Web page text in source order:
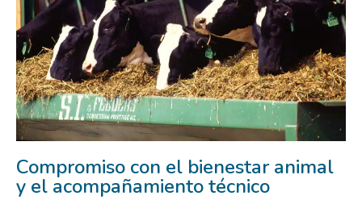
Compromiso con el bienestar animal
y el acompañamiento técnico